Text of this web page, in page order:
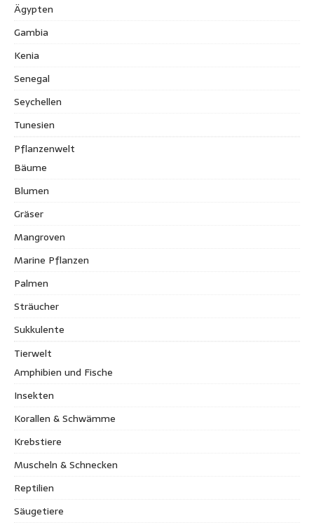
Ägypten
Gambia
Kenia
Senegal
Seychellen
Tunesien
Pflanzenwelt
Bäume
Blumen
Gräser
Mangroven
Marine Pflanzen
Palmen
Sträucher
Sukkulente
Tierwelt
Amphibien und Fische
Insekten
Korallen & Schwämme
Krebstiere
Muscheln & Schnecken
Reptilien
Säugetiere